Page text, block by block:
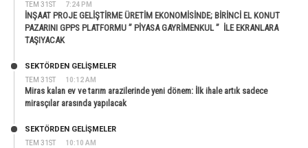
TEM 31ST 7:24 PM
İNŞAAT PROJE GELİŞTİRME ÜRETİM EKONOMİSİNDE; BİRİNCİ EL KONUT
PAZARINI GPPS PLATFORMU ” PİYASA GAYRİMENKUL ” İLE EKRANLARA
TAŞIYACAK
TEM 31ST 10:12 AM
SEKTÖRDEN GELIŞMELER
Miras kalan ev ve tarım arazilerinde yeni dönem: İlk ihale artık sadece
mirasçılar arasında yapılacak
TEM 31ST 10:10 AM
SEKTÖRDEN GELIŞMELER